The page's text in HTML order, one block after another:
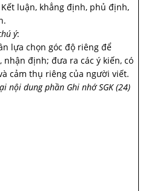
luận, khẳng định, phủ định,
ý:
lựa chọn góc độ riêng để
nhận định; đưa ra các ý kiến, có
cảm thụ riêng của người viết.
nội dung phần Ghi nhớ SGK (24)